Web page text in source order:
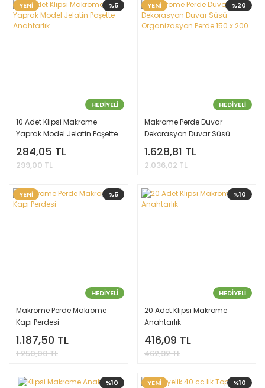
%5
YENİ
HEDİYELİ
10 Adet Klipsi Makrome
Yaprak Model Jelatin Poşette
Anahtarlık
284,05 TL
299,00 TL
%20
YENİ
HEDİYELİ
Makrome Perde Duvar
Dekorasyon Duvar Süsü
Organizasyon Perde 150 x
200
1.628,81 TL
2.036,02 TL
%5
YENİ
HEDİYELİ
Makrome Perde Makrome
Kapı Perdesi
1.187,50 TL
1.250,00 TL
%10
HEDİYELİ
20 Adet Klipsi Makrome
Anahtarlık
416,09 TL
462,32 TL
%10 %10
YENİ